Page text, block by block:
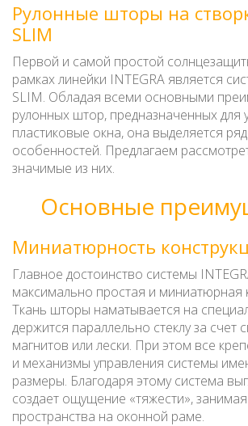
Рулонные шторы на
SLIM
Первой и самой простой
рамках линейки INTEGRA является
SLIM. Обладая всеми основными
рулонных штор, предназначенных для
пластиковые окна, она выделяется
особенностей. Предлагаем
значимые из них.
Основные
Миниатюрность
Главное достоинство системы
максимально простая и миниатюрная
Ткань шторы наматывается на
держится параллельно стеклу за счет
магнитов или лески. При этом все
и механизмы управления системы
размеры. Благодаря этому система
создает ощущение «тяжести»,
пространства на оконной раме.